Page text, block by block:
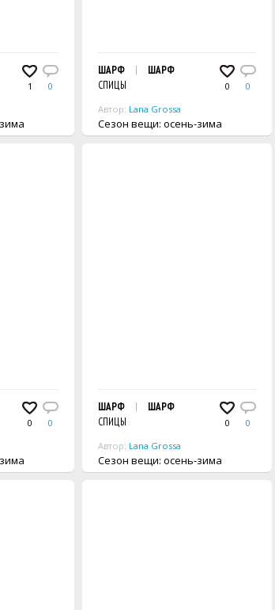
1 0
зима
0 0
ШАРФ
ШАРФ
СПИЦЫ
Автор: Lana Grossa
Сезон вещи: осень-зима
0 0
зима
0 0
ШАРФ
ШАРФ
СПИЦЫ
Автор: Lana Grossa
Сезон вещи: осень-зима